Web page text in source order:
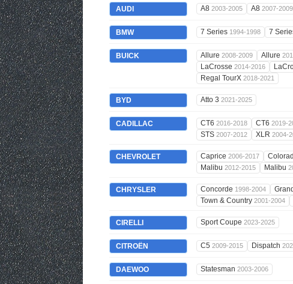
AUDI A8 2003-2005 A8 2007-2009
BMW 7 Series 1994-1998 7
BUICK Allure 2008-2009 Allure
LaCrosse 2014-2016
Regal TourX 2018-2021
BYD Atto 3 2021-2025
CADILLAC CT6 2016-2018 CT6 2019-
STS 2007-2012 XLR 2004-
CHEVROLET Caprice 2006-2017
Malibu 2012-2015 Malibu
CHRYSLER Concorde 1998-2004
Town & Country 2001-2004
CIRELLI Sport Coupe 2023-2025
CITROËN C5 2009-2015 Dispatch
DAEWOO Statesman 2003-2006